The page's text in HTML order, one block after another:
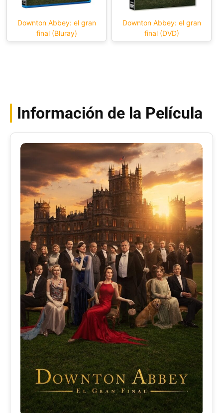
Downton Abbey: el gran
final (Bluray)
Downton Abbey: el gran
final (DVD)
Información de la Película